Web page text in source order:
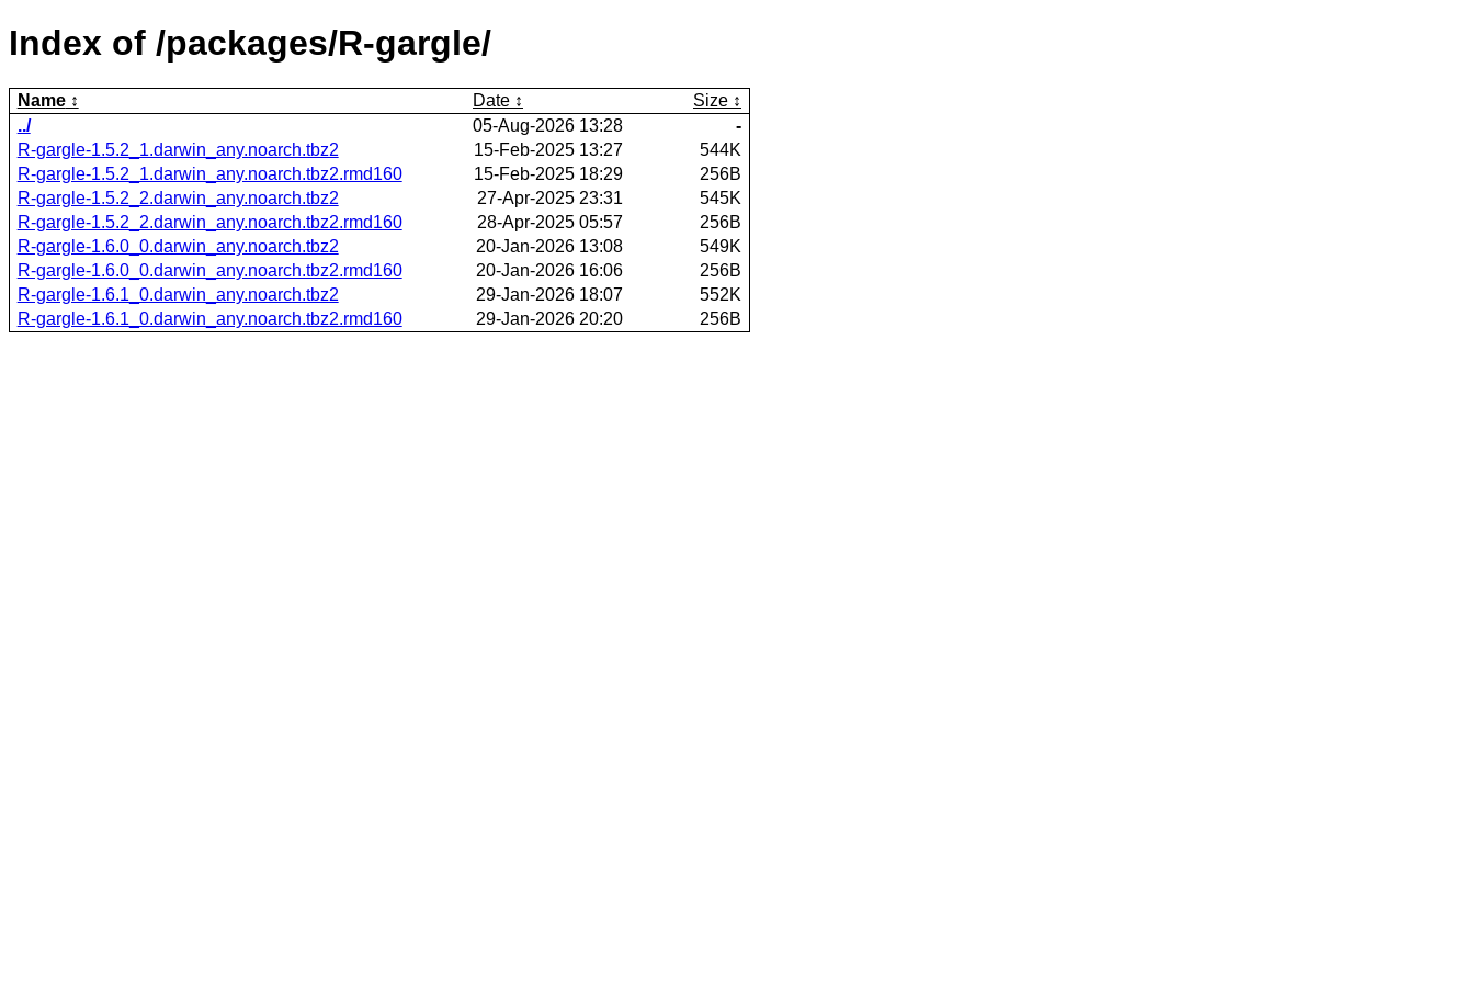
Index of /packages/R-gargle/
Name Date
Size
../
05-Aug-2026 13:28
-
R-gargle-1.5.2_1.darwin_any.noarch.tbz2
15-Feb-2025 13:27
544K
R-gargle-1.5.2_1.darwin_any.noarch.tbz2.rmd160
15-Feb-2025 18:29
256B
R-gargle-1.5.2_2.darwin_any.noarch.tbz2
27-Apr-2025 23:31
545K
R-gargle-1.5.2_2.darwin_any.noarch.tbz2.rmd160
28-Apr-2025 05:57
256B
R-gargle-1.6.0_0.darwin_any.noarch.tbz2
20-Jan-2026 13:08
549K
R-gargle-1.6.0_0.darwin_any.noarch.tbz2.rmd160
20-Jan-2026 16:06
256B
R-gargle-1.6.1_0.darwin_any.noarch.tbz2
29-Jan-2026 18:07
552K
R-gargle-1.6.1_0.darwin_any.noarch.tbz2.rmd160
29-Jan-2026 20:20 256B